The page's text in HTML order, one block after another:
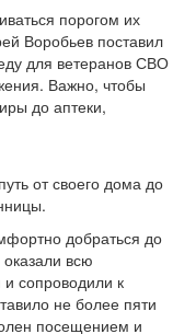
порогом их
Воробьев поставил
для ветеранов СВО
Важно, чтобы
до аптеки,
от своего дома до
добраться до
всю
сопроводили к
не более пяти
посещением и